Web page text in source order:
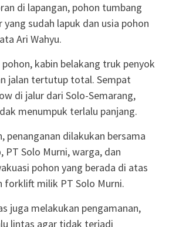
di lapangan, pohon tumbang
sudah lapuk dan usia pohon
Ari Wahyu.
kabin belakang truk penyok
jalan tertutup total. Sempat
di jalur dari Solo-Semarang,
menumpuk terlalu panjang.
penanganan dilakukan bersama
PT Solo Murni, warga, dan
pohon yang berada di atas
forklift milik PT Solo Murni.
juga melakukan pengamanan,
lintas agar tidak terjadi